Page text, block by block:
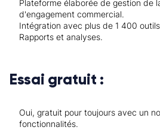
Plateforme élaborée de gestion de
d'engagement commercial.
Intégration avec plus de 1 400
Rapports et analyses.
Essai gratuit :
Oui, gratuit pour toujours avec un
fonctionnalités.